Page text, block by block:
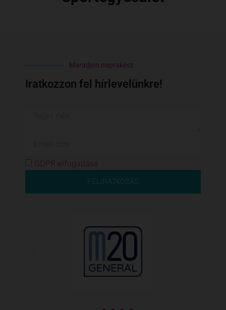
Maradjon naprakész
Iratkozzon fel hírlevelünkre!
GDPR elfogadása
FELIRATKOZÁS